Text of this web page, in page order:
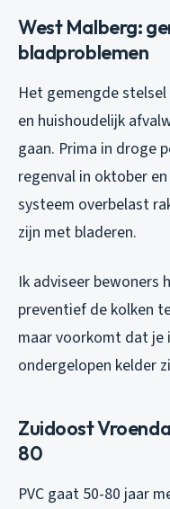
West Malberg:
bladproblemen
Het gemengde
en huishoudelijk
gaan. Prima in droge
regenval in oktober
systeem overbelast
zijn met bladeren.
Ik adviseer bewoners
preventief de kolken
maar voorkomt dat je
ondergelopen kelder
Zuidoost
80
PVC gaat 50-80 jaar